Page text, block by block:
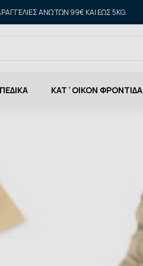
ΆΝΩ ΤΩΝ 99€ ΚΑΙ ΈΩΣ 5KG.
ΚΑΤ΄ΟΙΚΟΝ ΦΡΟΝΤΙΔΑ